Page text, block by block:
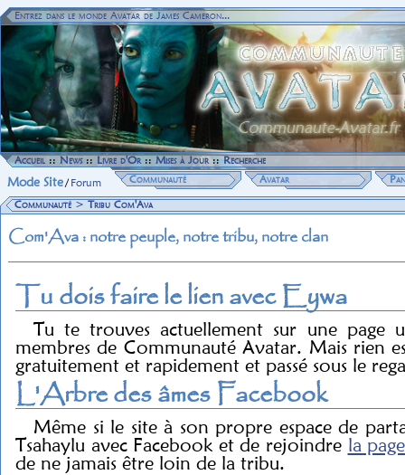
Entrez dans le monde Avatar de James Cameron...
Accueil::News::Livre d'Or::Mises à Jour::Recherche
Mode Site/ Forum Communauté Avatar
Communauté >Tribu Com'Ava
Com'Ava : notre peuple, notre tribu, notre clan
Tu dois faire le lien avec Eywa
Tu te trouves actuellement sur une page
membres de Communauté Avatar. Mais rien
gratuitement et rapidement et passé sous le
L'Arbre des âmes Facebook
Même si le site à son propre espace de
Tsahaylu avec Facebook et de rejoindre la
de ne jamais être loin de la tribu.